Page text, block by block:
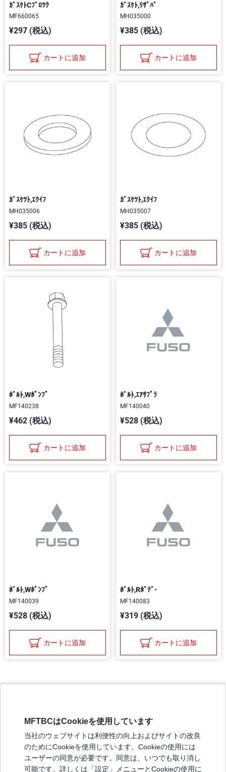
ｶﾞｽｹﾄCﾌﾞﾛﾂｸ
MF660065
¥297 (税込)
カートに追加
ｶﾞｽｹﾄ,ﾘｻﾞﾊﾞ
MH035000
¥385 (税込)
カートに追加
ｶﾞｽｹﾂﾄ,ｴｸｲﾌ
MH035006
¥385 (税込)
カートに追加
ｶﾞｽｹﾂﾄ,ｴｸｲﾌ
MH035007
¥385 (税込)
カートに追加
ﾎﾞﾙﾄ,Wﾎﾟﾝﾌﾟ
MF140238
¥462 (税込)
カートに追加
ﾎﾞﾙﾄ,ｴｱｻﾌﾟﾗ
MF140040
¥528 (税込)
カートに追加
ﾎﾞﾙﾄ,Wﾎﾟﾝﾌﾟ
MF140039
¥528 (税込)
カートに追加
ﾎﾞﾙﾄ,Rﾎﾞﾃﾞ-
MF140083
¥319 (税込)
カートに追加
弊社の製品について
販売店リスト
MFTBCはCookieを使用しています
当社のウェブサイトは利便性の向上およびサイトの改良
のためにCookieを使用しています。Cookieの使用には
ユーザーの同意が必要です。同意は、いつでも取り消し
可能です。詳しくは「設定」メニューとCookieの使用に